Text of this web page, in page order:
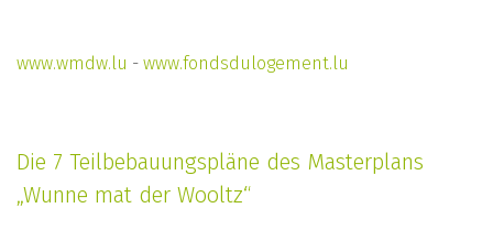
www.wmdw.lu - www.fondsdulogement.lu
Die 7 Teilbebauungspläne des Masterplans
„Wunne mat der Wooltz“